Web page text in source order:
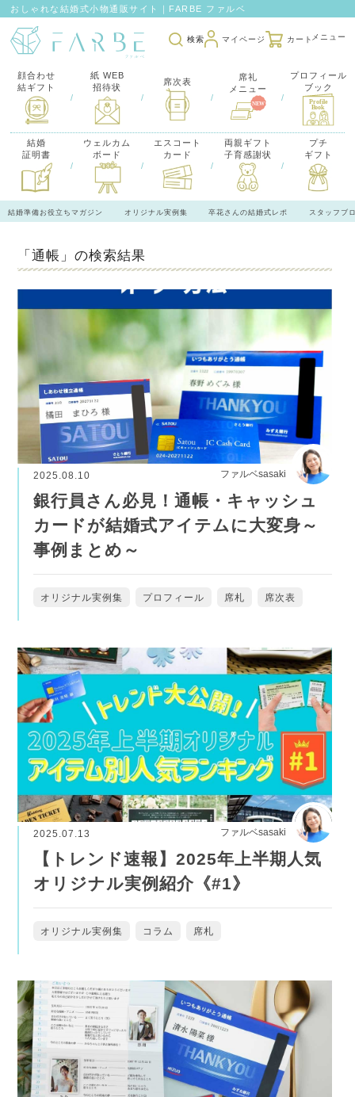
おしゃれな結婚式小物通販サイト｜FARBE ファルベ
検索 マイページ カート
顔合わせ
結ギフト
/
紙 WEB
招待状
/
席次表
/
席礼
メニュー
/
プロフィール
ブック
結婚
証明書
/
ウェルカム
ボード
/
エスコート
カード
/
両親ギフト
子育感謝状
/
プチ
ギフト
結婚準備お役立ちマガジン オリジナル実例集 卒花さんの結婚式レポ スタッフブ
「通帳」の検索結果
ファルベsasaki
2025.08.10
銀行員さん必見！通帳・キャッシュ
カードが結婚式アイテムに大変身～
事例まとめ～
オリジナル実例集 プロフィール 席札 席次表
ファルベsasaki
2025.07.13
【トレンド速報】2025年上半期人気
オリジナル実例紹介《#1》
オリジナル実例集 コラム 席札